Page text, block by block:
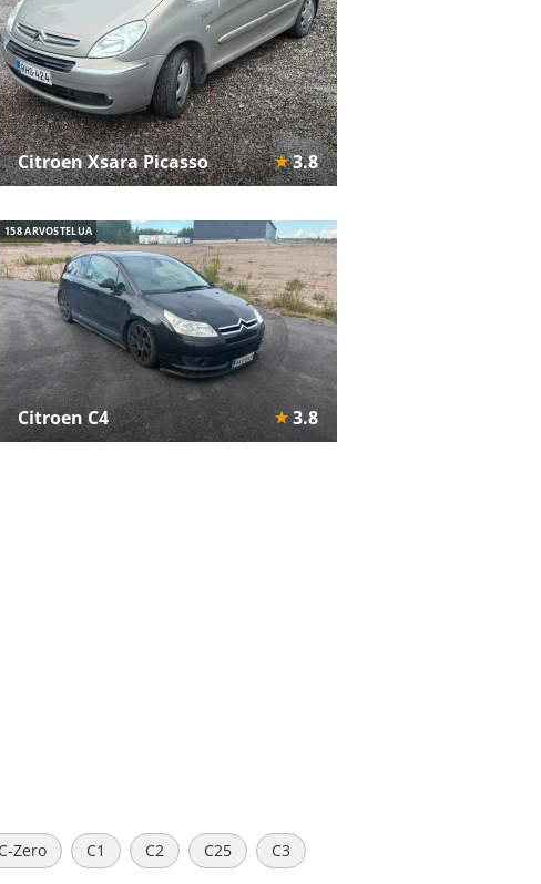
Citroen Xsara Picasso 3.8
158 ARVOSTELUA
Citroen C4 3.8
C-Zero C1 C2 C25 C3